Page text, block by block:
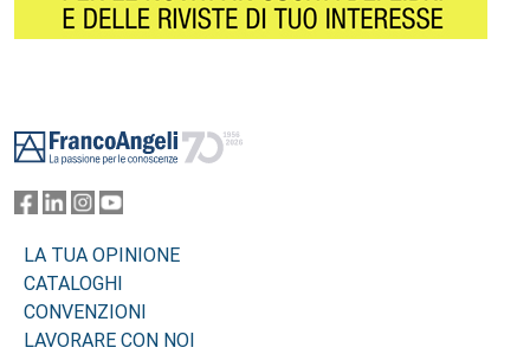
LA TUA OPINIONE
CATALOGHI
CONVENZIONI
LAVORARE CON NOI